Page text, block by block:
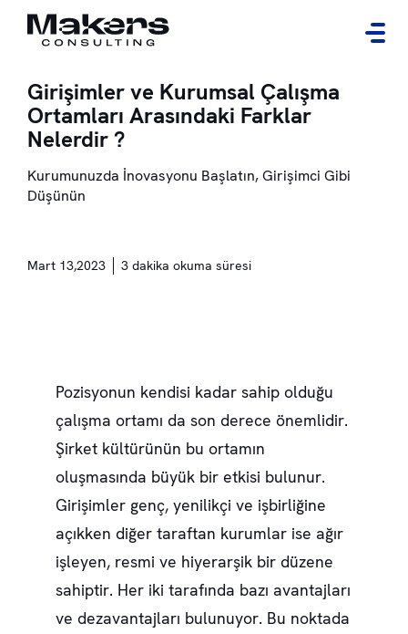
Girişimler ve Kurumsal Çalışma
Ortamları Arasındaki Farklar
Nelerdir ?
Kurumunuzda İnovasyonu Başlatın, Girişimci Gibi
Düşünün
Mart 13,2023 3 dakika okuma süresi
Pozisyonun kendisi kadar sahip olduğu
çalışma ortamı da son derece önemlidir.
Şirket kültürünün bu ortamın
oluşmasında büyük bir etkisi bulunur.
Girişimler genç, yenilikçi ve işbirliğine
açıkken diğer taraftan kurumlar ise ağır
işleyen, resmi ve hiyerarşik bir düzene
sahiptir. Her iki tarafında bazı avantajları
ve dezavantajları bulunuyor. Bu noktada